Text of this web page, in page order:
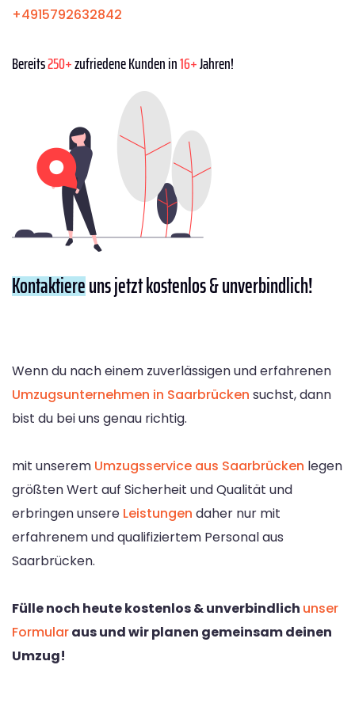
+4915792632842
Bereits250+zufriedene Kunden in16+Jahren!
Kontaktiereuns jetzt kostenlos & unverbindlich!
Wenn du nach einem zuverlässigen und erfahrenen
Umzugsunternehmen in Saarbrücken suchst, dann
bist du bei uns genau richtig.
mit unserem Umzugsservice aus Saarbrücken legen
größten Wert auf Sicherheit und Qualität und
erbringen unsere Leistungen daher nur mit
erfahrenem und qualifiziertem Personal aus
Saarbrücken.
Fülle noch heute kostenlos & unverbindlich unser
Formularaus und wir planen gemeinsam deinen
Umzug!